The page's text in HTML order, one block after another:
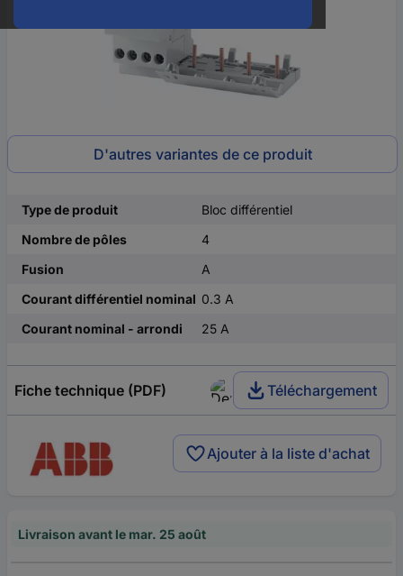
D'autres variantes de ce produit
Type de produit
Bloc différentiel
Nombre de pôles
4
Fusion
A
Courant différentiel nominal 0.3 A
Courant nominal - arrondi
25 A
Fiche technique (PDF) Téléchargement
Ajouter à la liste d'achat
Livraison avant le mar. 25 août